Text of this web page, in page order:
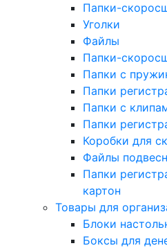
Папки-
Уголки
Файлы
Папки-
Папки с
Папки
Папки с
Папки
Коробки для
Файлы
Папки
картон
Товары для
Блоки
Боксы для